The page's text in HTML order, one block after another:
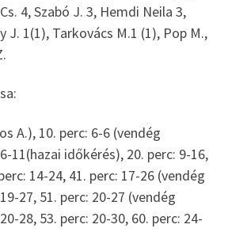
4, Szabó J. 3, Hemdi Neila 3,
J. 1(1), Tarkovács M.1 (1), Pop M.,
A.), 10. perc: 6-6 (vendég
11(hazai időkérés), 20. perc: 9-16,
14-24, 41. perc: 17-26 (vendég
27, 51. perc: 20-27 (vendég
28, 53. perc: 20-30, 60. perc: 24-